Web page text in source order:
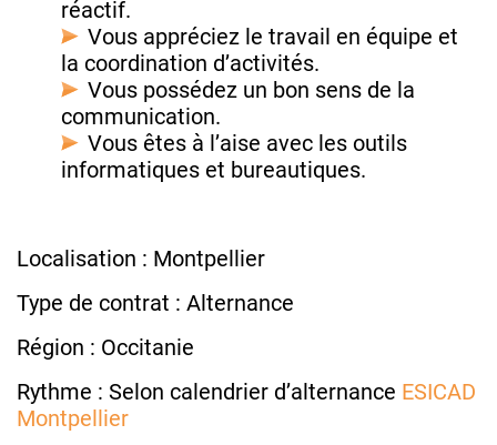
réactif.
Vous appréciez le travail en équipe et
la coordination d’activités.
Vous possédez un bon sens de la
communication.
Vous êtes à l’aise avec les outils
informatiques et bureautiques.
Localisation : Montpellier
Type de contrat : Alternance
Région : Occitanie
Rythme : Selon calendrier d’alternance ESICAD
Montpellier